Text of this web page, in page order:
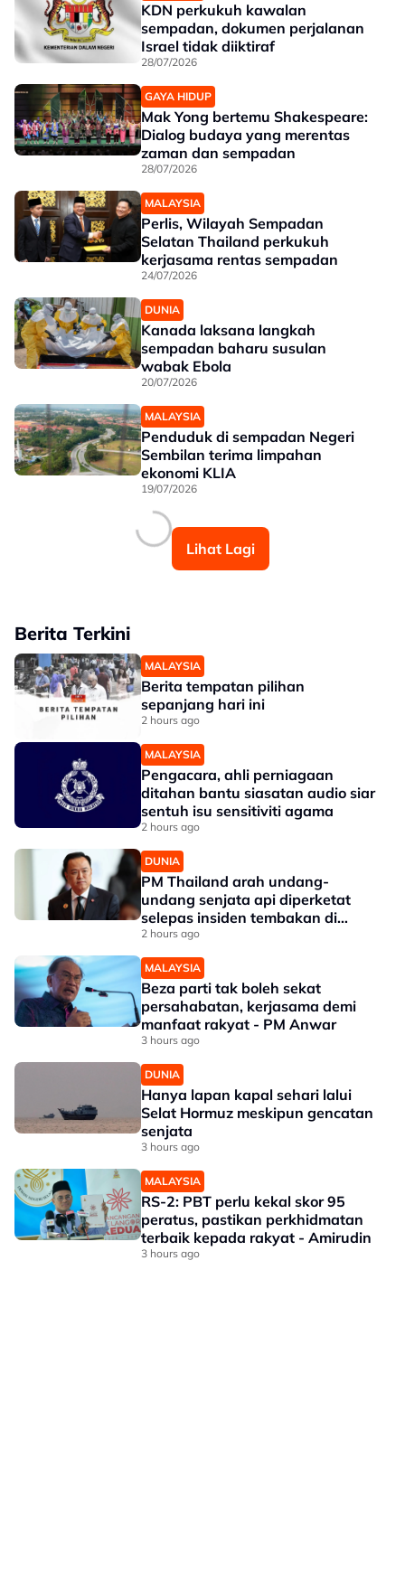
KDN perkukuh kawalan
sempadan, dokumen perjalanan
Israel tidak diiktiraf
28/07/2026
GAYA HIDUP
Mak Yong bertemu Shakespeare:
Dialog budaya yang merentas
zaman dan sempadan
28/07/2026
MALAYSIA
Perlis, Wilayah Sempadan
Selatan Thailand perkukuh
kerjasama rentas sempadan
24/07/2026
DUNIA
Kanada laksana langkah
sempadan baharu susulan
wabak Ebola
20/07/2026
MALAYSIA
Penduduk di sempadan Negeri
Sembilan terima limpahan
ekonomi KLIA
19/07/2026
Lihat Lagi
Berita Terkini
MALAYSIA
Berita tempatan pilihan
sepanjang hari ini
2 hours ago
MALAYSIA
Pengacara, ahli perniagaan
ditahan bantu siasatan audio siar
sentuh isu sensitiviti agama
2 hours ago
DUNIA
PM Thailand arah undang-
undang senjata api diperketat
selepas insiden tembakan di
sekolah
2 hours ago
MALAYSIA
Beza parti tak boleh sekat
persahabatan, kerjasama demi
manfaat rakyat - PM Anwar
3 hours ago
DUNIA
Hanya lapan kapal sehari lalui
Selat Hormuz meskipun gencatan
senjata
3 hours ago
MALAYSIA
RS-2: PBT perlu kekal skor 95
peratus, pastikan perkhidmatan
terbaik kepada rakyat - Amirudin
3 hours ago